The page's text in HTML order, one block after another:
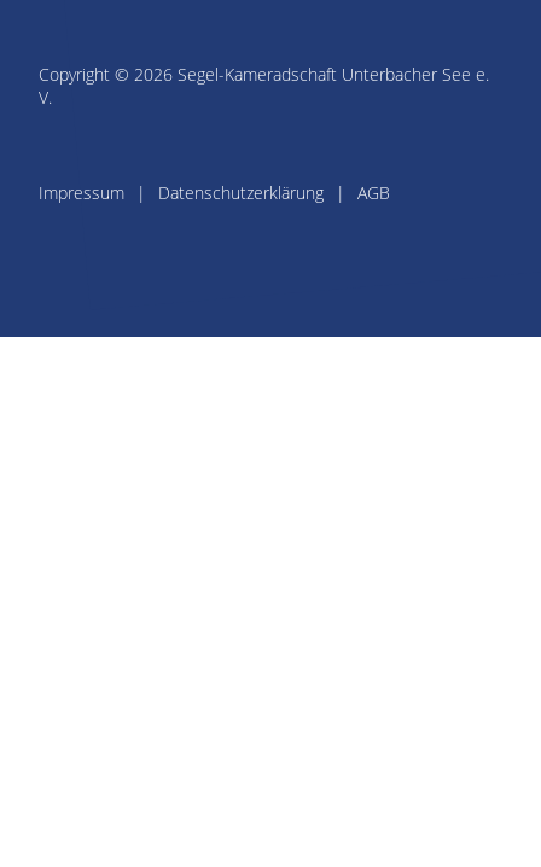
Copyright © 2026 Segel-Kameradschaft Unterbacher See e.
V.
Impressum Datenschutzerklärung AGB